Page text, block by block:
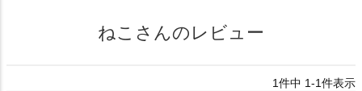
ねこさんのレビュー
1件中 1-1件表示